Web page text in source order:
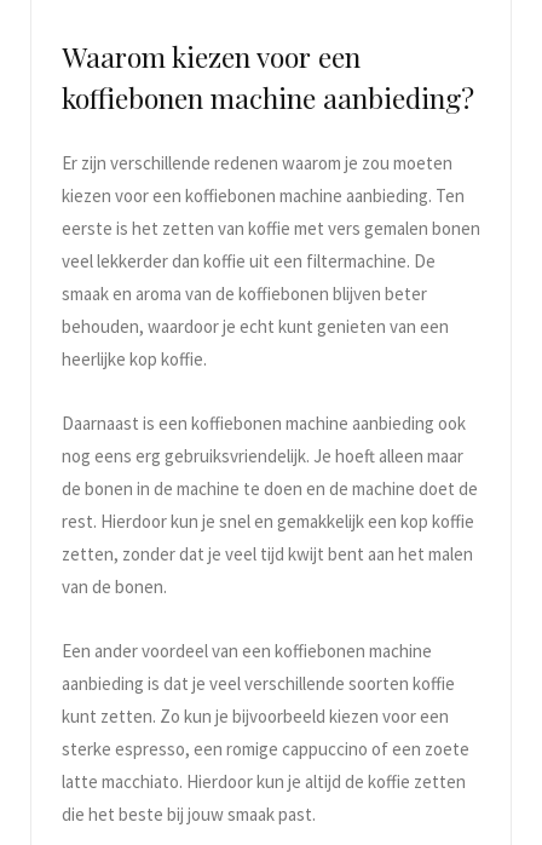
Waarom kiezen voor een
koffiebonen machine aanbieding?
Er zijn verschillende redenen waarom je zou moeten
kiezen voor een koffiebonen machine aanbieding. Ten
eerste is het zetten van koffie met vers gemalen bonen
veel lekkerder dan koffie uit een filtermachine. De
smaak en aroma van de koffiebonen blijven beter
behouden, waardoor je echt kunt genieten van een
heerlijke kop koffie.
Daarnaast is een koffiebonen machine aanbieding ook
nog eens erg gebruiksvriendelijk. Je hoeft alleen maar
de bonen in de machine te doen en de machine doet de
rest. Hierdoor kun je snel en gemakkelijk een kop koffie
zetten, zonder dat je veel tijd kwijt bent aan het malen
van de bonen.
Een ander voordeel van een koffiebonen machine
aanbieding is dat je veel verschillende soorten koffie
kunt zetten. Zo kun je bijvoorbeeld kiezen voor een
sterke espresso, een romige cappuccino of een zoete
latte macchiato. Hierdoor kun je altijd de koffie zetten
die het beste bij jouw smaak past.